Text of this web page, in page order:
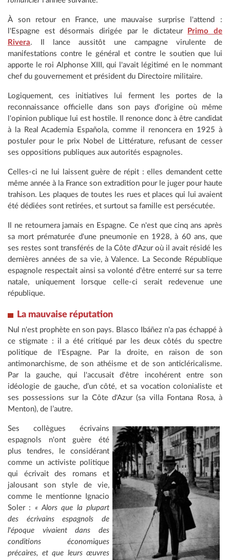
À son retour en France, une mauvaise surprise l'attend :
l'Espagne est désormais dirigée par le dictateur
Primo de
Rivera. Il lance aussitôt une campagne virulente de
manifestations contre le général et contre le soutien que lui
apporte le roi Alphonse XIII, qui l'avait légitimé en le nommant
chef du gouvernement et président du Directoire militaire.
Logiquement, ces initiatives lui ferment les portes de la
reconnaissance officielle dans son pays d'origine où même
l'opinion publique lui est hostile. Il renonce donc à être candidat
à la Real Academia Española, comme il renoncera en 1925 à
postuler pour le prix Nobel de Littérature, refusant de cesser
ses oppositions publiques aux autorités espagnoles.
Celles-ci ne lui laissent guère de répit : elles demandent cette
même année à la France son extradition pour le juger pour haute
trahison. Les plaques de toutes les rues et places qui lui avaient
été dédiées sont retirées, et surtout sa famille est persécutée.
Il ne retournera jamais en Espagne. Ce n'est que cinq ans après
sa mort prématurée d'une pneumonie en 1928, à 60 ans, que
ses restes sont transférés de la Côte d'Azur où il avait résidé les
dernières années de sa vie, à Valence. La Seconde République
espagnole respectait ainsi sa volonté d'être enterré sur sa terre
natale, uniquement lorsque celle-ci serait redevenue une
république.
La mauvaise réputation
Nul n'est prophète en son pays. Blasco Ibáñez n'a pas échappé à
ce stigmate : il a été critiqué par les deux côtés du spectre
politique de l'Espagne. Par la droite, en raison de son
antimonarchisme, de son athéisme et de son anticléricalisme.
Par la gauche, qui l'accusait d'être incohérent entre son
idéologie de gauche, d’un côté, et sa vocation colonialiste et
ses possessions sur la Côte d'Azur (sa villa Fontana Rosa, à
Menton), de l’autre.
Ses collègues écrivains
espagnols n'ont guère été
plus tendres, le considérant
comme un activiste politique
qui écrivait des romans et
jalousant son style de vie,
comme le mentionne Ignacio
Soler : « Alors que la plupart
des écrivains espagnols de
l'époque vivaient dans des
conditions économiques
précaires, et que leurs œuvres